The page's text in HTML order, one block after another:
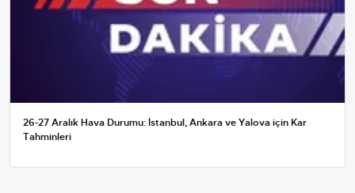
26-27 Aralık Hava Durumu: İstanbul, Ankara ve Yalova için Kar
Tahminleri